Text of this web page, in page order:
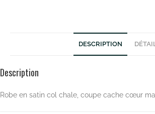
DESCRIPTION
Description
Robe en satin col chale, coupe cache cœur